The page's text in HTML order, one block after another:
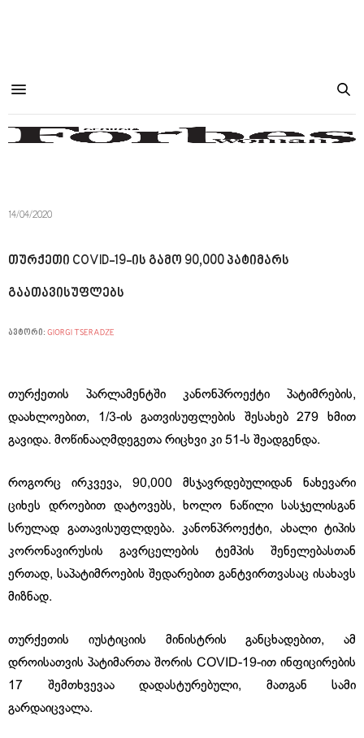
14/04/2020
თურქეთი COVID-19-ის გამო 90,000 პატიმარს
გაათავისუფლებს
ავტორი: GIORGI TSERADZE
თურქეთის პარლამენტში კანონპროექტი პატიმრების,
დაახლოებით, 1/3-ის გათვისუფლების შესახებ 279 ხმით
გავიდა. მოწინააღმდეგეთა რიცხვი კი 51-ს შეადგენდა.
როგორც ირკვევა, 90,000 მსჯავრდებულიდან ნახევარი
ციხეს დროებით დატოვებს, ხოლო ნაწილი სასჯელისგან
სრულად გათავისუფლდება. კანონპროექტი, ახალი ტიპის
კორონავირუსის გავრცელების ტემპის შენელებასთან
ერთად, საპატიმროების შედარებით განტვირთვასაც ისახავს
მიზნად.
თურქეთის იუსტიციის მინისტრის განცხადებით, ამ
დროისათვის პატიმართა შორის COVID-19-ით ინფიცირების
17 შემთხვევაა დადასტურებული, მათგან სამი
გარდაიცვალა.